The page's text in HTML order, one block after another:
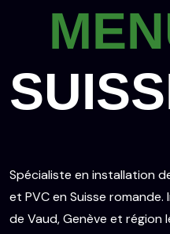
Spécialiste en installation
et PVC en Suisse
de Vaud, Genève et région